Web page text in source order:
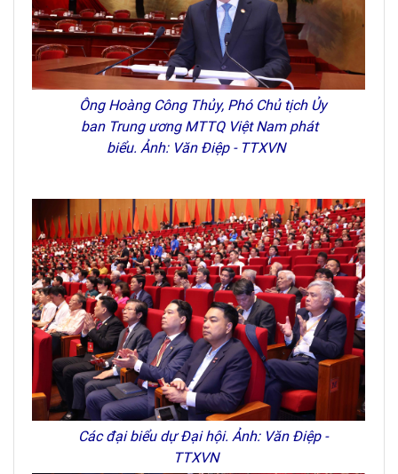
Ông Hoàng Công Thủy, Phó Chủ tịch Ủy
ban Trung ương MTTQ Việt Nam phát
biểu. Ảnh: Văn Điệp - TTXVN
Các đại biểu dự Đại hội. Ảnh: Văn Điệp -
TTXVN